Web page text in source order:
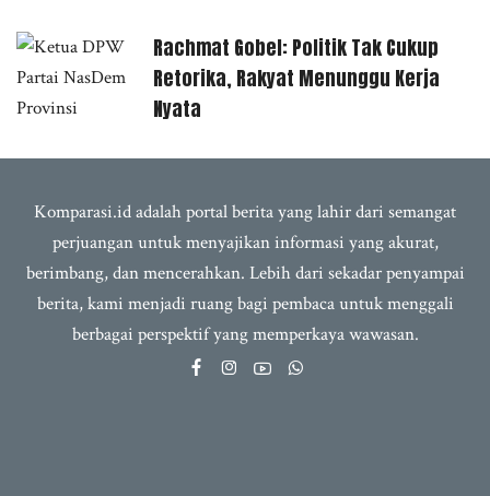
Rachmat Gobel: Politik Tak Cukup
Retorika, Rakyat Menunggu Kerja
Nyata
Komparasi.id adalah portal berita yang lahir dari semangat
perjuangan untuk menyajikan informasi yang akurat,
berimbang, dan mencerahkan. Lebih dari sekadar penyampai
berita, kami menjadi ruang bagi pembaca untuk menggali
berbagai perspektif yang memperkaya wawasan.